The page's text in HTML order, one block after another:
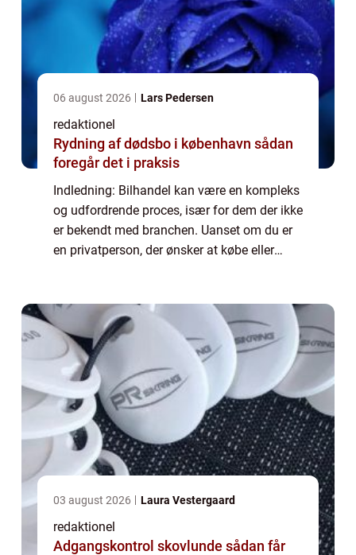
06 august 2026 Lars Pedersen
redaktionel
Rydning af dødsbo i københavn sådan
foregår det i praksis
Indledning: Bilhandel kan være en kompleks
og udfordrende proces, især for dem der ikke
er bekendt med branchen. Uanset om du er
en privatperson, der ønsker at købe eller
03 august 2026 Laura Vestergaard
redaktionel
Adgangskontrol skovlunde sådan får